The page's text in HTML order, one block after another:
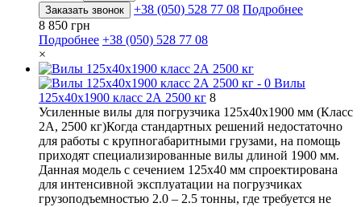
Заказать звонок +38 (050) 528 77 08 Подробнее
8 850 грн
Подробнее +38 (050) 528 77 08
×
Вилы
125х40х1900 класс 2А 2500 кг 8
Усиленные вилы для погрузчика 125х40х1900 мм (Класс
2А, 2500 кг)Когда стандартных решений недостаточно
для работы с крупногабаритными грузами, на помощь
приходят специализированные вилы длиной 1900 мм.
Данная модель с сечением 125х40 мм спроектирована
для интенсивной эксплуатации на погрузчиках
грузоподъемностью 2.0 – 2.5 тонны, где требуется не